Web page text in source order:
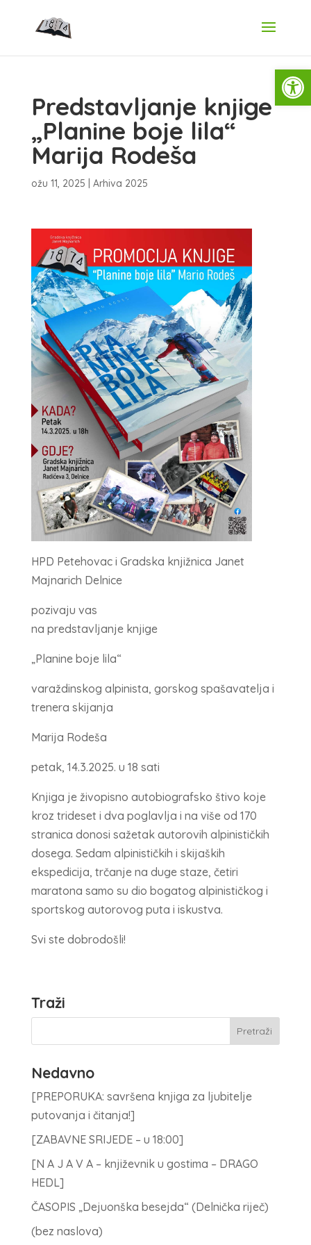
Predstavljanje knjige
„Planine boje lila“
Marija Rodeša
ožu 11, 2025 Arhiva 2025
HPD Petehovac i Gradska knjižnica Janet
Majnarich Delnice
pozivaju vas
na predstavljanje knjige
„Planine boje lila“
varaždinskog alpinista, gorskog spašavatelja i
trenera skijanja
Marija Rodeša
petak, 14.3.2025. u 18 sati
Knjiga je živopisno autobiografsko štivo koje
kroz trideset i dva poglavlja i na više od 170
stranica donosi sažetak autorovih alpinističkih
dosega. Sedam alpinističkih i skijaških
ekspedicija, trčanje na duge staze, četiri
maratona samo su dio bogatog alpinističkog i
sportskog autorovog puta i iskustva.
Svi ste dobrodošli!
Traži
Nedavno
[PREPORUKA: savršena knjiga za ljubitelje
putovanja i čitanja!]
[ZABAVNE SRIJEDE – u 18:00]
[N A J A V A – književnik u gostima – DRAGO
HEDL]
ČASOPIS „Dejuonška besejda“ (Delnička riječ)
(bez naslova)